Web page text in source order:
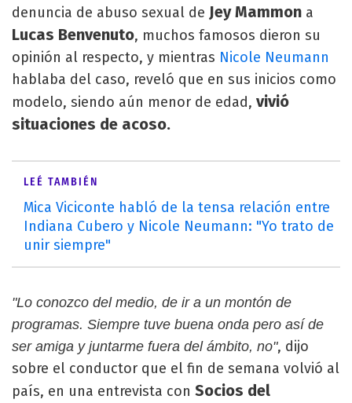
denuncia de abuso sexual de Jey Mammon a
Lucas Benvenuto, muchos famosos dieron su
opinión al respecto, y mientras Nicole Neumann
hablaba del caso, reveló que en sus inicios como
modelo, siendo aún menor de edad, vivió
situaciones de acoso.
LEÉ TAMBIÉN
Mica Viciconte habló de la tensa relación entre
Indiana Cubero y Nicole Neumann: "Yo trato de
unir siempre"
"Lo conozco del medio, de ir a un montón de
programas. Siempre tuve buena onda pero así de
ser amiga y juntarme fuera del ámbito, no", dijo
sobre el conductor que el fin de semana volvió al
país, en una entrevista con Socios del